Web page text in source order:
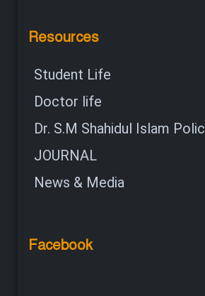
Resources
Student Life
Doctor life
Dr. S.M Shahidul Islam
JOURNAL
News & Media
Facebook